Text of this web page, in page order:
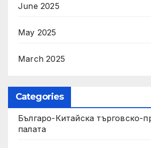
June 2025
May 2025
March 2025
Categories
Българо-Китайска търговско-
палата